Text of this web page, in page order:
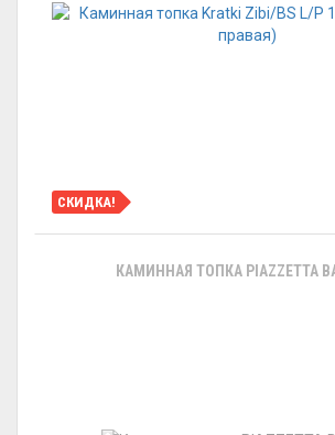
СКИДКА!
КАМИННАЯ ТОПКА PIAZZETTA